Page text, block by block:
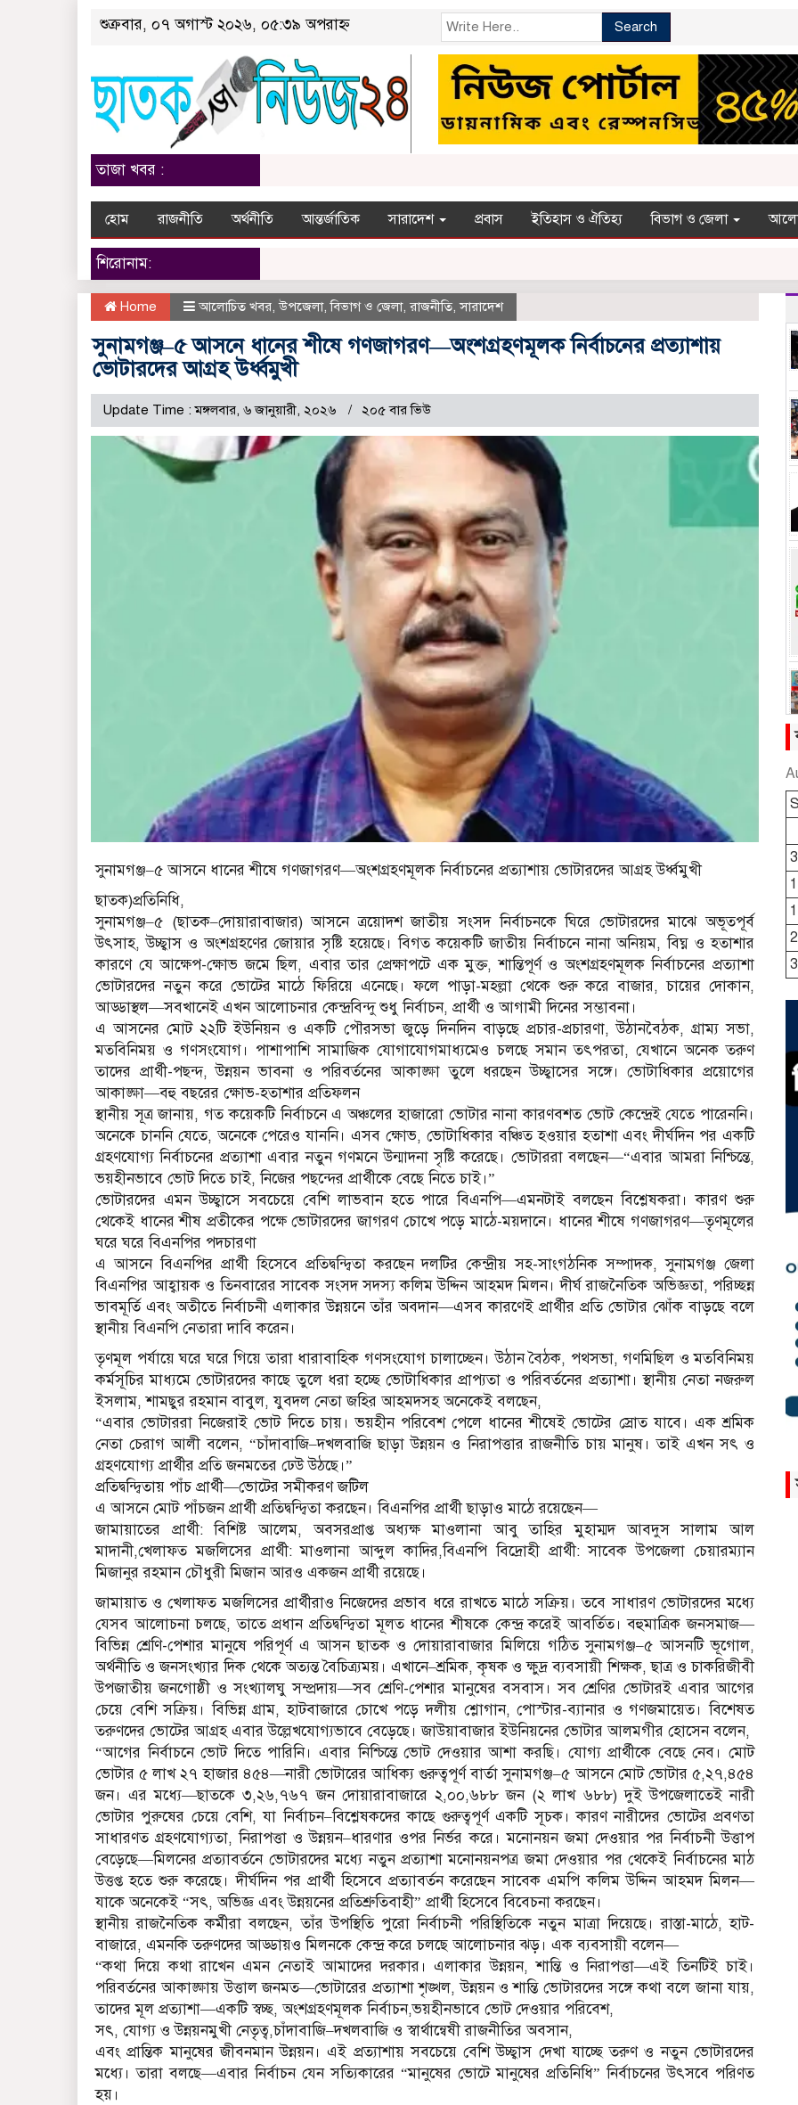
শুক্রবার, ০৭ অগাস্ট ২০২৬, ০৫:৩৯ অপরাহ্ন Search
তাজা খবর :
হোম রাজনীতি অর্থনীতি আন্তর্জাতিক সারাদেশ প্রবাস ইতিহাস ও ঐতিহ্য বিভাগ ও জেলা
শিরোনাম:
Home আলোচিত খবর,উপজেলা,বিভাগ ও জেলা, রাজনীতি,সারাদেশ
সুনামগঞ্জ–৫ আসনে ধানের শীষে গণজাগরণ—অংশগ্রহণমূলক নির্বাচনের প্রত্যাশায়
ভোটারদের আগ্রহ উর্ধ্বমুখী
Update Time : মঙ্গলবার, ৬ জানুয়ারী, ২০২৬ ২০৫ বার ভিউ
সুনামগঞ্জ–৫ আসনে ধানের শীষে গণজাগরণ—অংশগ্রহণমূলক নির্বাচনের প্রত্যাশায় ভোটারদের আগ্রহ উর্ধ্বমুখী
ছাতক)প্রতি‌নি‌ধি,
সুনামগঞ্জ–৫ (ছাতক–দোয়ারাবাজার) আসনে ত্রয়োদশ জাতীয় সংসদ নির্বাচনকে ঘিরে ভোটারদের মাঝে অভূতপূর্ব
উৎসাহ, উচ্ছ্বাস ও অংশগ্রহণের জোয়ার সৃষ্টি হয়েছে। বিগত কয়েকটি জাতীয় নির্বাচনে নানা অনিয়ম, বিঘ্ন ও হতাশার
কারণে যে আক্ষেপ-ক্ষোভ জমে ছিল, এবার তার প্রেক্ষাপটে এক মুক্ত, শান্তিপূর্ণ ও অংশগ্রহণমূলক নির্বাচনের প্রত্যাশা
ভোটারদের নতুন করে ভোটের মাঠে ফিরিয়ে এনেছে। ফলে পাড়া-মহল্লা থেকে শুরু করে বাজার, চায়ের দোকান,
আড্ডাস্থল—সবখানেই এখন আলোচনার কেন্দ্রবিন্দু শুধু নির্বাচন, প্রার্থী ও আগামী দিনের সম্ভাবনা।
এ আসনের মোট ২২টি ইউনিয়ন ও একটি পৌরসভা জুড়ে দিনদিন বাড়ছে প্রচার-প্রচারণা, উঠানবৈঠক, গ্রাম্য সভা,
মতবিনিময় ও গণসংযোগ। পাশাপাশি সামাজিক যোগাযোগমাধ্যমেও চলছে সমান তৎপরতা, যেখানে অনেক তরুণ
তাদের প্রার্থী-পছন্দ, উন্নয়ন ভাবনা ও পরিবর্তনের আকাঙ্ক্ষা তুলে ধরছেন উচ্ছ্বাসের সঙ্গে। ভোটাধিকার প্রয়োগের
আকাঙ্ক্ষা—বহু বছরের ক্ষোভ-হতাশার প্রতিফলন
স্থানীয় সূত্র জানায়, গত কয়েকটি নির্বাচনে এ অঞ্চলের হাজারো ভোটার নানা কারণবশত ভোট কেন্দ্রেই যেতে পারেননি।
অনেকে চাননি যেতে, অনেকে পেরেও যাননি। এসব ক্ষোভ, ভোটাধিকার বঞ্চিত হওয়ার হতাশা এবং দীর্ঘদিন পর একটি
গ্রহণযোগ্য নির্বাচনের প্রত্যাশা এবার নতুন গণমনে উন্মাদনা সৃষ্টি করেছে। ভোটাররা বলছেন—“এবার আমরা নিশ্চিন্তে,
ভয়হীনভাবে ভোট দিতে চাই, নিজের পছন্দের প্রার্থীকে বেছে নিতে চাই।”
ভোটারদের এমন উচ্ছ্বাসে সবচেয়ে বেশি লাভবান হতে পারে বিএনপি—এমনটাই বলছেন বিশ্লেষকরা। কারণ শুরু
থেকেই ধানের শীষ প্রতীকের পক্ষে ভোটারদের জাগরণ চোখে পড়ে মাঠে-ময়দানে। ধানের শীষে গণজাগরণ—তৃণমূলের
ঘরে ঘরে বিএনপির পদচারণা
এ আসনে বিএনপির প্রার্থী হিসেবে প্রতিদ্বন্দ্বিতা করছেন দলটির কেন্দ্রীয় সহ-সাংগঠনিক সম্পাদক, সুনামগঞ্জ জেলা
বিএনপির আহ্বায়ক ও তিনবারের সাবেক সংসদ সদস্য কলিম উদ্দিন আহমদ মিলন। দীর্ঘ রাজনৈতিক অভিজ্ঞতা, পরিচ্ছন্ন
ভাবমূর্তি এবং অতীতে নির্বাচনী এলাকার উন্নয়নে তাঁর অবদান—এসব কারণেই প্রার্থীর প্রতি ভোটার ঝোঁক বাড়ছে বলে
স্থানীয় বিএনপি নেতারা দাবি করেন।
তৃণমূল পর্যায়ে ঘরে ঘরে গিয়ে তারা ধারাবাহিক গণসংযোগ চালাচ্ছেন। উঠান বৈঠক, পথসভা, গণমিছিল ও মতবিনিময়
কর্মসূচির মাধ্যমে ভোটারদের কাছে তুলে ধরা হচ্ছে ভোটাধিকার প্রাপ্যতা ও পরিবর্তনের প্রত্যাশা। স্থানীয় নেতা নজরুল
ইসলাম, শামছুর রহমান বাবুল, যুবদল নেতা জহির আহমদসহ অনেকেই বলছেন,
“এবার ভোটাররা নিজেরাই ভোট দিতে চায়। ভয়হীন পরিবেশ পেলে ধানের শীষেই ভোটের স্রোত যাবে। এক শ্রমিক
নেতা চেরাগ আলী বলেন, “চাঁদাবাজি–দখলবাজি ছাড়া উন্নয়ন ও নিরাপত্তার রাজনীতি চায় মানুষ। তাই এখন সৎ ও
গ্রহণযোগ্য প্রার্থীর প্রতি জনমতের ঢেউ উঠছে।”
প্রতিদ্বন্দ্বিতায় পাঁচ প্রার্থী—ভোটের সমীকরণ জটিল
এ আসনে মোট পাঁচজন প্রার্থী প্রতিদ্বন্দ্বিতা করছেন। বিএনপির প্রার্থী ছাড়াও মাঠে রয়েছেন—
জামায়াতের প্রার্থী: বিশিষ্ট আলেম, অবসরপ্রাপ্ত অধ্যক্ষ মাওলানা আবু তাহির মুহাম্মদ আবদুস সালাম আল
মাদানী,খেলাফত মজলিসের প্রার্থী: মাওলানা আব্দুল কাদির,বিএনপি বিদ্রোহী প্রার্থী: সাবেক উপজেলা চেয়ারম্যান
মিজানুর রহমান চৌধুরী মিজান আরও একজন প্রার্থী র‌য়ে‌ছে।
জামায়াত ও খেলাফত মজলিসের প্রার্থীরাও নিজেদের প্রভাব ধরে রাখতে মাঠে সক্রিয়। তবে সাধারণ ভোটারদের মধ্যে
যেসব আলোচনা চলছে, তাতে প্রধান প্রতিদ্বন্দ্বিতা মূলত ধানের শীষকে কেন্দ্র করেই আবর্তিত। বহুমাত্রিক জনসমাজ—
বিভিন্ন শ্রেণি-পেশার মানুষে পরিপূর্ণ এ আসন ছাতক ও দোয়ারাবাজার মিলিয়ে গঠিত সুনামগঞ্জ–৫ আসনটি ভূগোল,
অর্থনীতি ও জনসংখ্যার দিক থেকে অত্যন্ত বৈচিত্র্যময়। এখানে–শ্রমিক, কৃষক ও ক্ষুদ্র ব্যবসায়ী শিক্ষক, ছাত্র ও চাকরিজীবী
উপজাতীয় জনগোষ্ঠী ও সংখ্যালঘু সম্প্রদায়—সব শ্রেণি-পেশার মানুষের বসবাস। সব শ্রেণির ভোটারই এবার আগের
চেয়ে বেশি সক্রিয়। বিভিন্ন গ্রাম, হাটবাজারে চোখে পড়ে দলীয় শ্লোগান, পোস্টার-ব্যানার ও গণজমায়েত। বিশেষত
তরুণদের ভোটের আগ্রহ এবার উল্লেখযোগ্যভাবে বেড়েছে। জাউয়াবাজার ইউনিয়নের ভোটার আলমগীর হোসেন বলেন,
“আগের নির্বাচনে ভোট দিতে পারিনি। এবার নিশ্চিন্তে ভোট দেওয়ার আশা করছি। যোগ্য প্রার্থীকে বেছে নেব। মোট
ভোটার ৫ লাখ ২৭ হাজার ৪৫৪—নারী ভোটারের আধিক্য গুরুত্বপূর্ণ বার্তা সুনামগঞ্জ–৫ আসনে মোট ভোটার ৫,২৭,৪৫৪
জন। এর মধ্যে—ছাতকে ৩,২৬,৭৬৭ জন দোয়ারাবাজারে ২,০০,৬৮৮ জন (২ লাখ ৬৮৮) দুই উপজেলাতেই নারী
ভোটার পুরুষের চেয়ে বেশি, যা নির্বাচন–বিশ্লেষকদের কাছে গুরুত্বপূর্ণ একটি সূচক। কারণ নারীদের ভোটের প্রবণতা
সাধারণত গ্রহণযোগ্যতা, নিরাপত্তা ও উন্নয়ন–ধারণার ওপর নির্ভর করে। মনোনয়ন জমা দেওয়ার পর নির্বাচনী উত্তাপ
বেড়েছে—মিলনের প্রত্যাবর্তনে ভোটারদের মধ্যে নতুন প্রত্যাশা মনোনয়নপত্র জমা দেওয়ার পর থেকেই নির্বাচনের মাঠ
উত্তপ্ত হতে শুরু করেছে। দীর্ঘদিন পর প্রার্থী হিসেবে প্রত্যাবর্তন করেছেন সাবেক এমপি কলিম উদ্দিন আহমদ মিলন—
যাকে অনেকেই “সৎ, অভিজ্ঞ এবং উন্নয়নের প্রতিশ্রুতিবাহী” প্রার্থী হিসেবে বিবেচনা করছেন।
স্থানীয় রাজনৈতিক কর্মীরা বলছেন, তাঁর উপস্থিতি পুরো নির্বাচনী পরিস্থিতিকে নতুন মাত্রা দিয়েছে। রাস্তা-মাঠে, হাট-
বাজারে, এমনকি তরুণদের আড্ডায়ও মিলনকে কেন্দ্র করে চলছে আলোচনার ঝড়। এক ব্যবসায়ী বলেন—
“কথা দিয়ে কথা রাখেন এমন নেতাই আমাদের দরকার। এলাকার উন্নয়ন, শান্তি ও নিরাপত্তা—এই তিনটিই চাই।
পরিবর্তনের আকাঙ্ক্ষায় উত্তাল জনমত—ভোটারের প্রত্যাশা শৃঙ্খল, উন্নয়ন ও শান্তি ভোটারদের সঙ্গে কথা বলে জানা যায়,
তাদের মূল প্রত্যাশা—একটি স্বচ্ছ, অংশগ্রহণমূলক নির্বাচন,ভয়হীনভাবে ভোট দেওয়ার পরিবেশ,
সৎ, যোগ্য ও উন্নয়নমুখী নেতৃত্ব,চাঁদাবাজি–দখলবাজি ও স্বার্থান্বেষী রাজনীতির অবসান,
এবং প্রান্তিক মানুষের জীবনমান উন্নয়ন। এই প্রত্যাশায় সবচেয়ে বেশি উচ্ছ্বাস দেখা যাচ্ছে তরুণ ও নতুন ভোটারদের
মধ্যে। তারা বলছে—এবার নির্বাচন যেন সত্যিকারের “মানুষের ভোটে মানুষের প্রতিনিধি” নির্বাচনের উৎসবে পরিণত
হয়।
S
3